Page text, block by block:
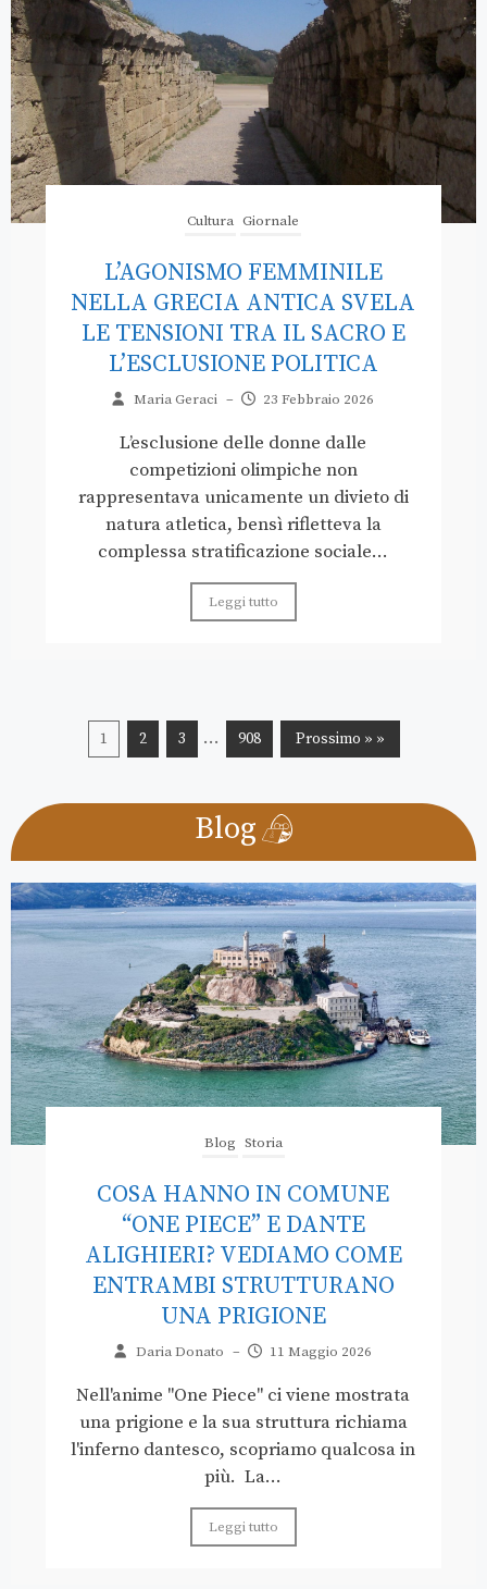
Cultura Giornale
L’AGONISMO FEMMINILE
NELLA GRECIA ANTICA SVELA
LE TENSIONI TRA IL SACRO E
L’ESCLUSIONE POLITICA
Maria Geraci – 23 Febbraio 2026
L’esclusione delle donne dalle
competizioni olimpiche non
rappresentava unicamente un divieto di
natura atletica, bensì rifletteva la
complessa stratificazione sociale...
Leggi tutto
1 2 3 … 908 Prossimo » »
Blog
Blog Storia
COSA HANNO IN COMUNE
“ONE PIECE” E DANTE
ALIGHIERI? VEDIAMO COME
ENTRAMBI STRUTTURANO
UNA PRIGIONE
Daria Donato – 11 Maggio 2026
Nell'anime "One Piece" ci viene mostrata
una prigione e la sua struttura richiama
l'inferno dantesco, scopriamo qualcosa in
più. La...
Leggi tutto